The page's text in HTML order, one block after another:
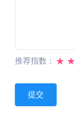
推荐指数： ★ ★